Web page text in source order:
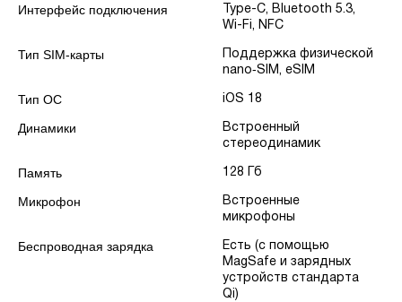
Интерфейс подключения
Type-C, Bluetooth 5.3,
Wi-Fi, NFC
Тип SIM-карты
Поддержка физической
nano‑SIM, eSIM
Тип ОС iOS 18
Динамики
Встроенный
стереодинамик
Память 128 Гб
Микрофон
Встроенные
микрофоны
Беспроводная зарядка
Есть (с помощью
MagSafe и зарядных
устройств стандарта
Qi)